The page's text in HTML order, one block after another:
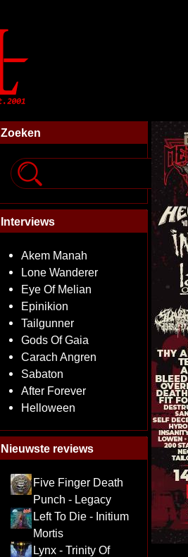
Zoeken
Interviews
Akem Manah
Lone Wanderer
Eye Of Melian
Epinikion
Tailgunner
Gods Of Gaia
Carach Angren
Sabaton
After Forever
Helloween
Nieuwste reviews
Five Finger Death
Punch - Legacy
Left To Die - Initium
Mortis
Lynx - Trinity Of